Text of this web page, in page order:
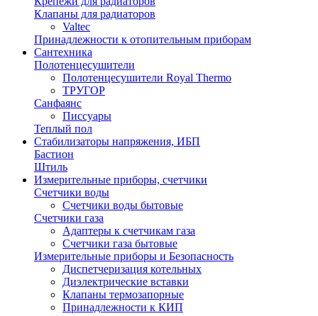
Клапаны для радиаторов
Valtec
Принадлежности к отопительным приборам
Сантехника
Полотенцесушители
Полотенцесушители Royal Thermo
ТРУГОР
Санфаянс
Писсуары
Теплый пол
Стабилизаторы напряжения, ИБП
Бастион
Штиль
Измерительные приборы, счетчики
Счетчики воды
Счетчики воды бытовые
Счетчики газа
Адаптеры к счетчикам газа
Счетчики газа бытовые
Измерительные приборы и Безопасность
Диспетчеризация котельных
Диэлектрические вставки
Клапаны термозапорные
Принадлежности к КИП